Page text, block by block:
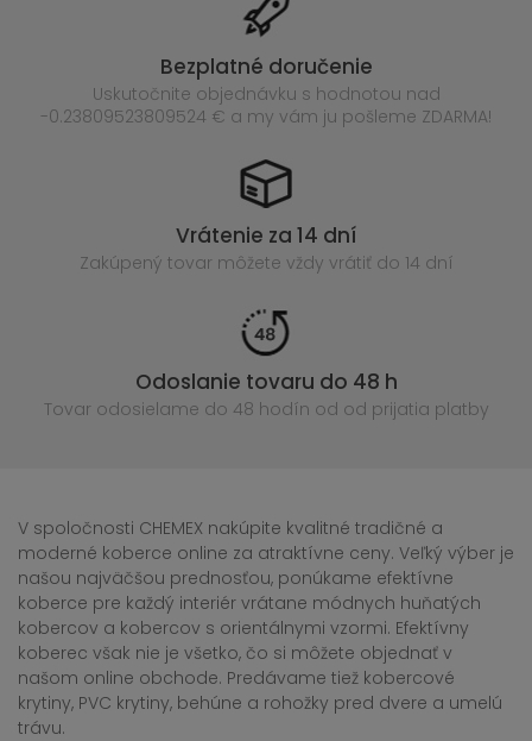
Bezplatné doručenie
Uskutočnite objednávku s hodnotou nad
-0.23809523809524 € a my vám ju pošleme ZDARMA!
Vrátenie za 14 dní
Zakúpený tovar môžete vždy vrátiť do 14 dní
Odoslanie tovaru do 48 h
Tovar odosielame do 48 hodín od od prijatia platby
V spoločnosti CHEMEX nakúpite kvalitné tradičné a
moderné koberce online za atraktívne ceny. Veľký výber je
našou najväčšou prednosťou, ponúkame efektívne
koberce pre každý interiér vrátane módnych huňatých
kobercov a kobercov s orientálnymi vzormi. Efektívny
koberec však nie je všetko, čo si môžete objednať v
našom online obchode. Predávame tiež kobercové
krytiny, PVC krytiny, behúne a rohožky pred dvere a umelú
trávu.